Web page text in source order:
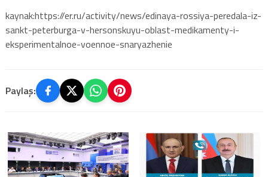
kaynak:https://er.ru/activity/news/edinaya-rossiya-peredala-iz-
sankt-peterburga-v-hersonskuyu-oblast-medikamenty-i-
eksperimentalnoe-voennoe-snaryazhenie
Paylaş: